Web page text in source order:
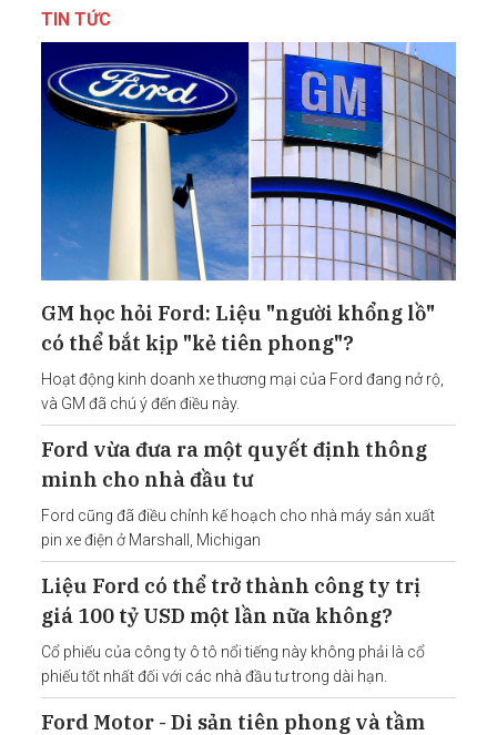
TIN TỨC
GM học hỏi Ford: Liệu "người khổng lồ"
có thể bắt kịp "kẻ tiên phong"?
Hoạt động kinh doanh xe thương mại của Ford đang nở rộ,
và GM đã chú ý đến điều này.
Ford vừa đưa ra một quyết định thông
minh cho nhà đầu tư
Ford cũng đã điều chỉnh kế hoạch cho nhà máy sản xuất
pin xe điện ở Marshall, Michigan
Liệu Ford có thể trở thành công ty trị
giá 100 tỷ USD một lần nữa không?
Cổ phiếu của công ty ô tô nổi tiếng này không phải là cổ
phiếu tốt nhất đối với các nhà đầu tư trong dài hạn.
Ford Motor - Di sản tiên phong và tầm